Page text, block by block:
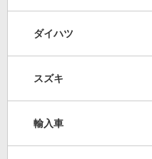
ダイハツ
スズキ
輸入車